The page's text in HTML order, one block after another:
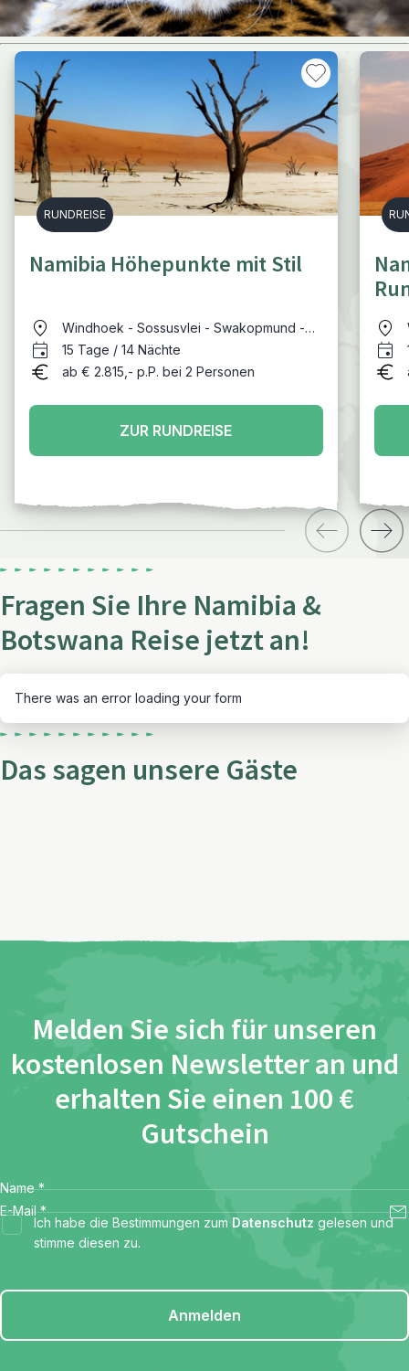
RUNDREISE
Namibia Höhepunkte mit Stil
Windhoek - Sossusvlei - Swakopmund -
Spitzkoppe - Damaraland - Etosha -
Waterberg
15 Tage / 14 Nächte
ab € 2.815,- p.P. bei 2 Personen
ZUR RUNDREISE
Fragen Sie Ihre Namibia &
Botswana Reise jetzt an!
There was an error loading your form
Das sagen unsere Gäste
Melden Sie sich für unseren
kostenlosen Newsletter an und
erhalten Sie einen 100 €
Gutschein
Name *
E-Mail *
Ich habe die Bestimmungen zum Datenschutz gelesen und
stimme diesen zu.
Anmelden